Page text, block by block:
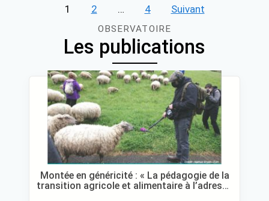
Pagination
publications
1 2 … 4 Suivant
OBSERVATOIRE
Les publications
Montée en généricité : « La pédagogie de la
transition agricole et alimentaire à l’adresse